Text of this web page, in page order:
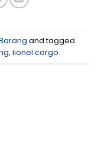
and tagged
, lionel cargo.